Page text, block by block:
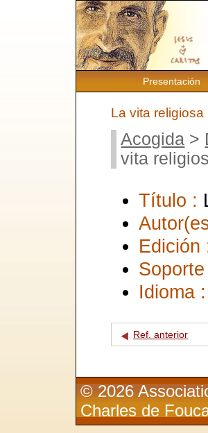
Presentación
La vita
Acogida >
vita
Título :
Edición
Soporte
Idioma :
Ref. anterior
© 2026
Charles de